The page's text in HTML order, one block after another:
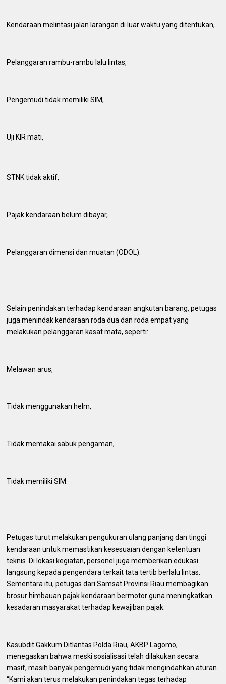
Kendaraan melintasi jalan larangan di luar waktu yang ditentukan,
Pelanggaran rambu-rambu lalu lintas,
Pengemudi tidak memiliki SIM,
Uji KIR mati,
STNK tidak aktif,
Pajak kendaraan belum dibayar,
Pelanggaran dimensi dan muatan (ODOL).
Selain penindakan terhadap kendaraan angkutan barang, petugas
juga menindak kendaraan roda dua dan roda empat yang
melakukan pelanggaran kasat mata, seperti:
Melawan arus,
Tidak menggunakan helm,
Tidak memakai sabuk pengaman,
Tidak memiliki SIM.
Petugas turut melakukan pengukuran ulang panjang dan tinggi
kendaraan untuk memastikan kesesuaian dengan ketentuan
teknis. Di lokasi kegiatan, personel juga memberikan edukasi
langsung kepada pengendara terkait tata tertib berlalu lintas.
Sementara itu, petugas dari Samsat Provinsi Riau membagikan
brosur himbauan pajak kendaraan bermotor guna meningkatkan
kesadaran masyarakat terhadap kewajiban pajak.
Kasubdit Gakkum Ditlantas Polda Riau, AKBP Lagomo,
menegaskan bahwa meski sosialisasi telah dilakukan secara
masif, masih banyak pengemudi yang tidak mengindahkan aturan.
“Kami akan terus melakukan penindakan tegas terhadap